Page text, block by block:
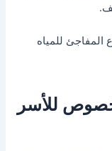
المفاجئ للمياه
للأسر